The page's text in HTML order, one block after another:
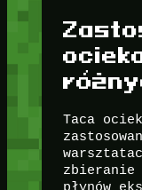
Taca
zbieranie
płynów